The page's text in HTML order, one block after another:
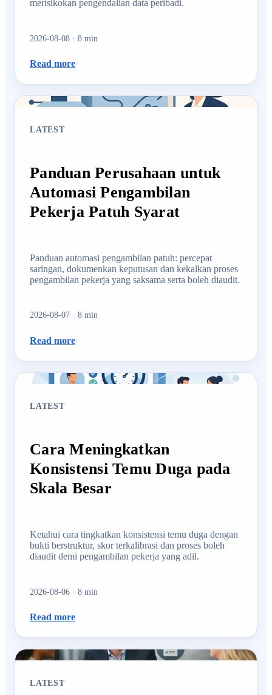
merisikokan pengendalian data peribadi.
2026-08-08 · 8 min
Read more
LATEST
Panduan Perusahaan untuk
Automasi Pengambilan
Pekerja Patuh Syarat
Panduan automasi pengambilan patuh: percepat
saringan, dokumenkan keputusan dan kekalkan proses
pengambilan pekerja yang saksama serta boleh diaudit.
2026-08-07 · 8 min
Read more
LATEST
Cara Meningkatkan
Konsistensi Temu Duga pada
Skala Besar
Ketahui cara tingkatkan konsistensi temu duga dengan
bukti berstruktur, skor terkalibrasi dan proses boleh
diaudit demi pengambilan pekerja yang adil.
2026-08-06 · 8 min
Read more
LATEST